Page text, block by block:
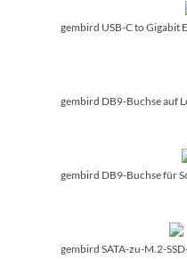
gembird USB-C to Gigabit
gembird DB9-Buchse auf
gembird DB9-Buchse für
gembird SATA-zu-M.2-